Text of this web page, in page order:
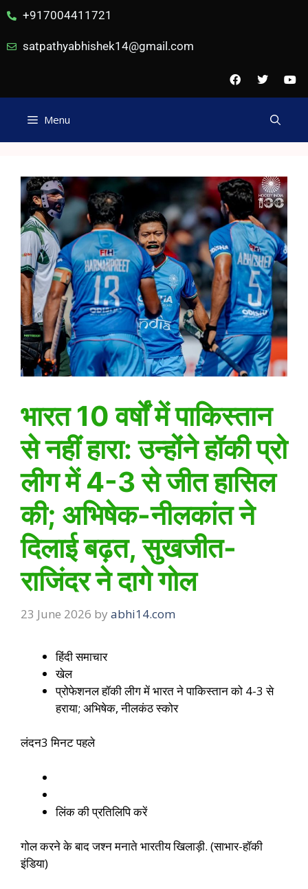
+917004411721
satpathyabhishek14@gmail.com
Menu
भारत 10 वर्षों में पाकिस्तान
से नहीं हारा: उन्होंने हॉकी प्रो
लीग में 4-3 से जीत हासिल
की; अभिषेक-नीलकांत ने
दिलाई बढ़त, सुखजीत-
राजिंदर ने दागे गोल
23 June 2026 by abhi14.com
हिंदी समाचार
खेल
प्रोफेशनल हॉकी लीग में भारत ने पाकिस्तान को 4-3 से
हराया; अभिषेक, नीलकंठ स्कोर
लंदन3 मिनट पहले
लिंक की प्रतिलिपि करें
गोल करने के बाद जश्न मनाते भारतीय खिलाड़ी. (साभार-हॉकी
इंडिया)